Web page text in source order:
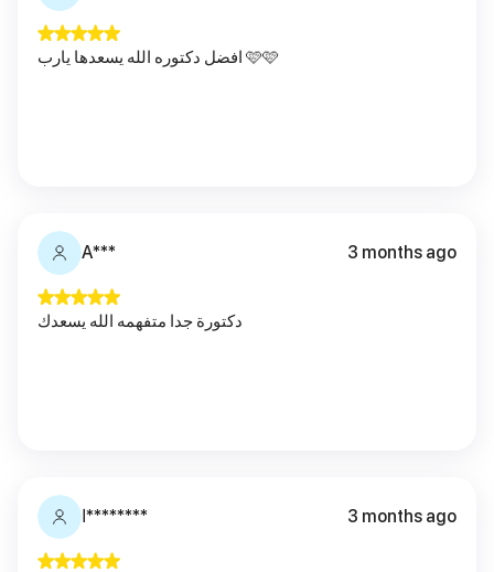
افضل دكتوره الله يسعدها يارب 🩷🩷
A*** 3 months ago
دكتورة جدا متفهمه الله يسعدك
ا******** 3 months ago